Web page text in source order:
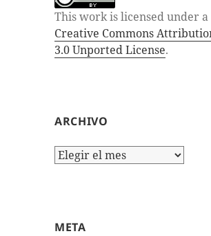
This work is licensed under a
Creative Commons
3.0 Unported License.
ARCHIVO
Archivo
META